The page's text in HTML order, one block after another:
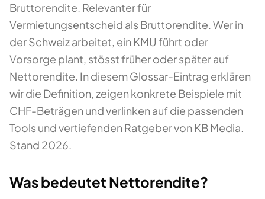
Bruttorendite. Relevanter für
Vermietungsentscheid als Bruttorendite. Wer in
der Schweiz arbeitet, ein KMU führt oder
Vorsorge plant, stösst früher oder später auf
Nettorendite. In diesem Glossar-Eintrag erklären
wir die Definition, zeigen konkrete Beispiele mit
CHF-Beträgen und verlinken auf die passenden
Tools und vertiefenden Ratgeber von KB Media.
Stand 2026.
Was bedeutet Nettorendite?